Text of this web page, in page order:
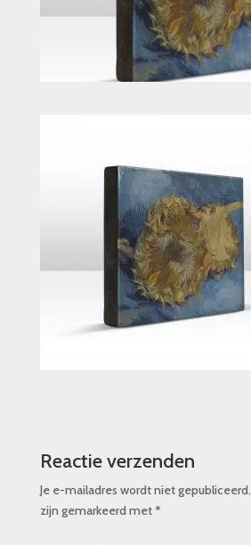
Reactie verzenden
Je e-mailadres wordt niet gepubliceerd.
zijn gemarkeerd met*